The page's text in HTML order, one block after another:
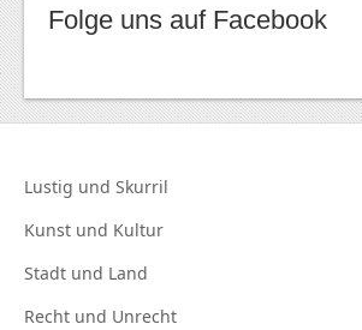
Folge uns auf Facebook
Lustig und Skurril
Kunst und Kultur
Stadt und Land
Recht und Unrecht